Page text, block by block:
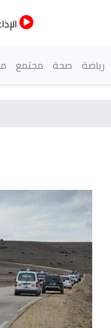
رياضة صحة مجتمع